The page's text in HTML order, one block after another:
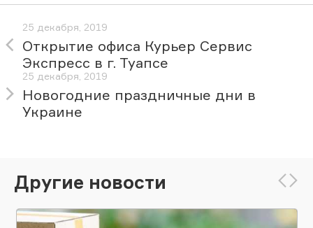
25 декабря, 2019
Открытие офиса Курьер Сервис
Экспресс в г. Туапсе
25 декабря, 2019
Новогодние праздничные дни в
Украине
Другие новости